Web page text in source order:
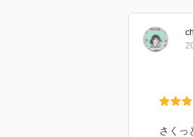
さくっ